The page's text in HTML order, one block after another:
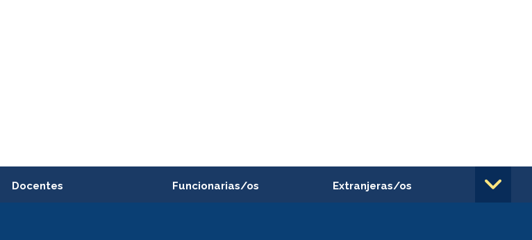
Docentes Funcionarias/os Extranjeras/os